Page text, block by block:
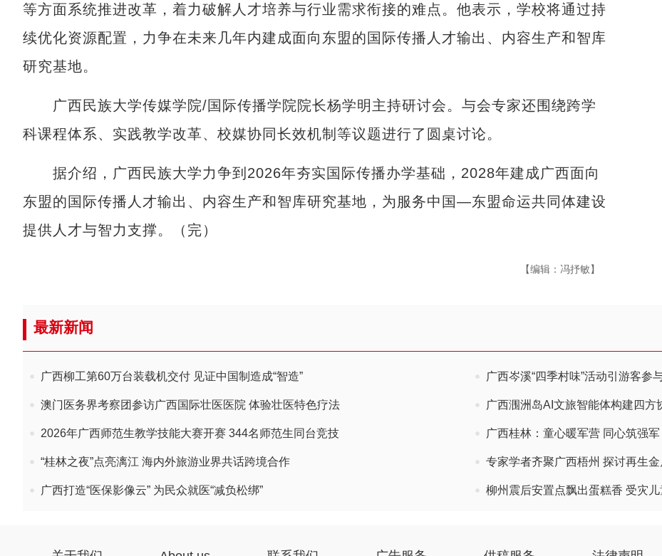
等方面系统推进改革，着力破解人才培养与行业需求衔接的难点。他表示，学校将通过持
续优化资源配置，力争在未来几年内建成面向东盟的国际传播人才输出、内容生产和智库
研究基地。
广西民族大学传媒学院/国际传播学院院长杨学明主持研讨会。与会专家还围绕跨学
科课程体系、实践教学改革、校媒协同长效机制等议题进行了圆桌讨论。
据介绍，广西民族大学力争到2026年夯实国际传播办学基础，2028年建成广西面向
东盟的国际传播人才输出、内容生产和智库研究基地，为服务中国—东盟命运共同体建设
提供人才与智力支撑。（完）
【编辑：冯抒敏】
最新新闻
广西柳工第60万台装载机交付 见证中国制造成“智造” 广西岑溪“四季村味”活动引游客参
澳门医务界考察团参访广西国际壮医医院 体验壮医特色疗法 广西涠洲岛AI文旅智能体构建四方
2026年广西师范生教学技能大赛开赛 344名师范生同台竞技 广西桂林：童心暖军营 同心筑强军
“桂林之夜”点亮漓江 海内外旅游业界共话跨境合作 专家学者齐聚广西梧州 探讨再生
广西打造“医保影像云” 为民众就医“减负松绑” 柳州震后安置点飘出蛋糕香 受灾儿